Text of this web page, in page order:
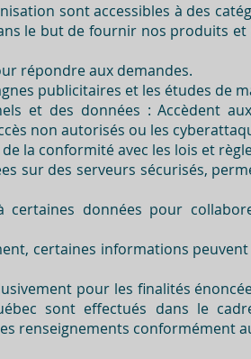
sont accessibles à des
le but de fournir nos produits et
répondre aux demandes.
publicitaires et les études de
et des données : Accèdent
non autorisés ou les
la conformité avec les lois et
sur des serveurs sécurisés,
certaines données pour
certaines informations
pour les finalités
sont effectués dans le
renseignements conformément